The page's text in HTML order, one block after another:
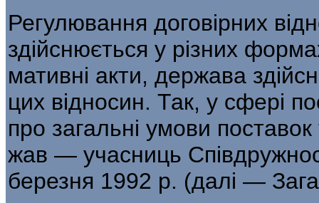
Регулювання договірних
здійснюється у різних
мативні акти, держава
цих відносин. Так, у сфері
про загальні умови
жав — учасниць
березня 1992 р. (далі —